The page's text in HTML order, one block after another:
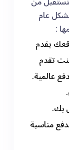
عام
:
يقدم
تقدم
عالمية.
بك.
مناسبة